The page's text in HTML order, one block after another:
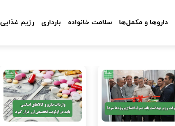
داروها و مکمل‌ها سلامت خانواده بارداری رژیم غذایی